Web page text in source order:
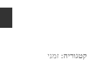
קטגוריה: זמני